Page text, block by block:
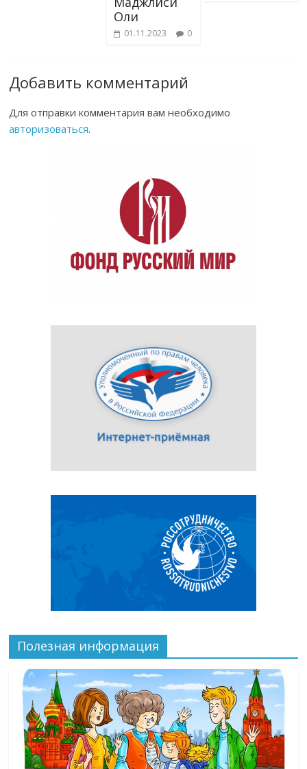
Оли
01.11.2023 0
Добавить комментарий
Для отправки комментария вам необходимо
авторизоваться.
Полезная информация